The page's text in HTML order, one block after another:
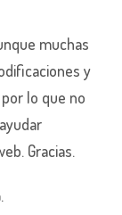
muchas
y
lo que no
Gracias.